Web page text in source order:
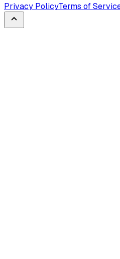
Privacy PolicyTerms of